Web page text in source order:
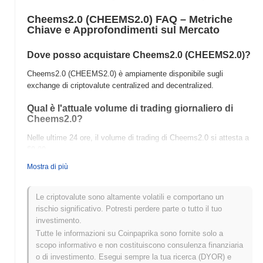
Cheems2.0 (CHEEMS2.0) FAQ – Metriche
Chiave e Approfondimenti sul Mercato
Dove posso acquistare Cheems2.0 (CHEEMS2.0)?
Cheems2.0 (CHEEMS2.0) è ampiamente disponibile sugli
exchange di criptovalute centralized and decentralized.
Qual è l'attuale volume di trading giornaliero di
Cheems2.0?
Nelle ultime 24 ore, il volume di trading di Cheems2.0 si attesta a
Qual è lo storico della fascia di prezzo di
Massimo Storico (ATH):$0.0 15367
Minimo Storico (ATL):
Cheems2.0 è attualmente scambiato~3.77%al di sotto del suo
ATH .
Mostra di più
Le criptovalute sono altamente volatili e comportano un
rischio significativo. Potresti perdere parte o tutto il tuo
investimento.
Tutte le informazioni su Coinpaprika sono fornite solo a
scopo informativo e non costituiscono consulenza finanziaria
o di investimento. Esegui sempre la tua ricerca (DYOR) e